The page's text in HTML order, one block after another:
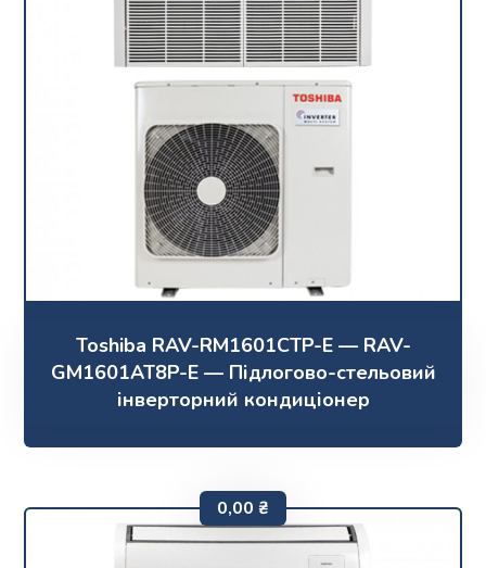
Toshiba RAV-RM1601CTP-E — RAV-
GM1601AT8P-E — Підлогово-стельовий
інверторний кондиціонер
0,00 ₴